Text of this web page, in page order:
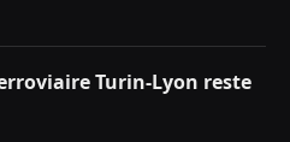
Turin-Lyon reste